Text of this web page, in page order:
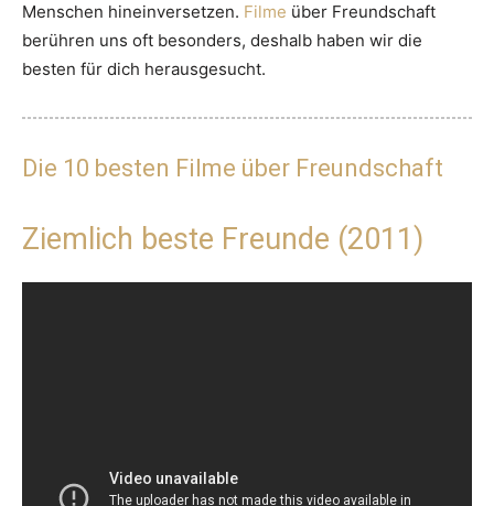
Menschen hineinversetzen. Filme über Freundschaft
berühren uns oft besonders, deshalb haben wir die
besten für dich herausgesucht.
Die 10 besten Filme über Freundschaft
Ziemlich beste Freunde (2011)